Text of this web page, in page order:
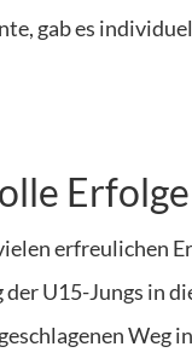
gab es
Erfolge
erfreulichen
U15-Jungs in
Weg